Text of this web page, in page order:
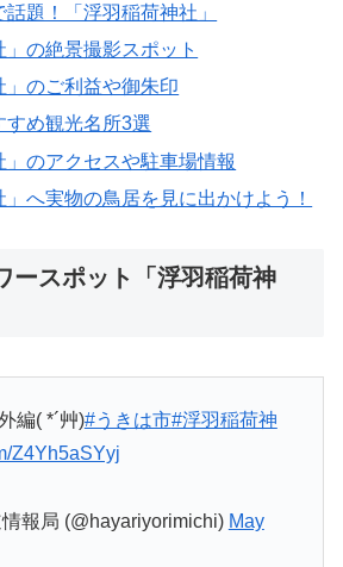
題！「浮羽稲荷神社」
」の絶景撮影スポット
」のご利益や御朱印
すめ観光名所3選
」のアクセスや駐車場情報
」へ実物の鳥居を見に出かけよう！
ースポット「浮羽稲荷神
編( *´艸)#うきは市#浮羽稲荷神
Z4Yh5aSYyj
報局 (@hayariyorimichi) May